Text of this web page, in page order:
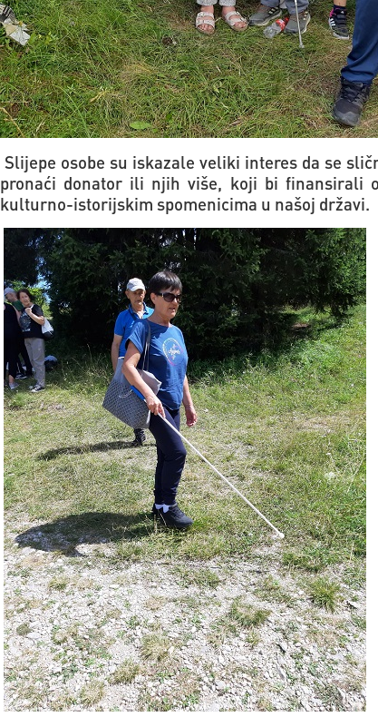
Slijepe osobe su iskazale veliki interes da se
pronaći donator ili njih više, koji bi finansirali
kulturno-istorijskim spomenicima u našoj državi.